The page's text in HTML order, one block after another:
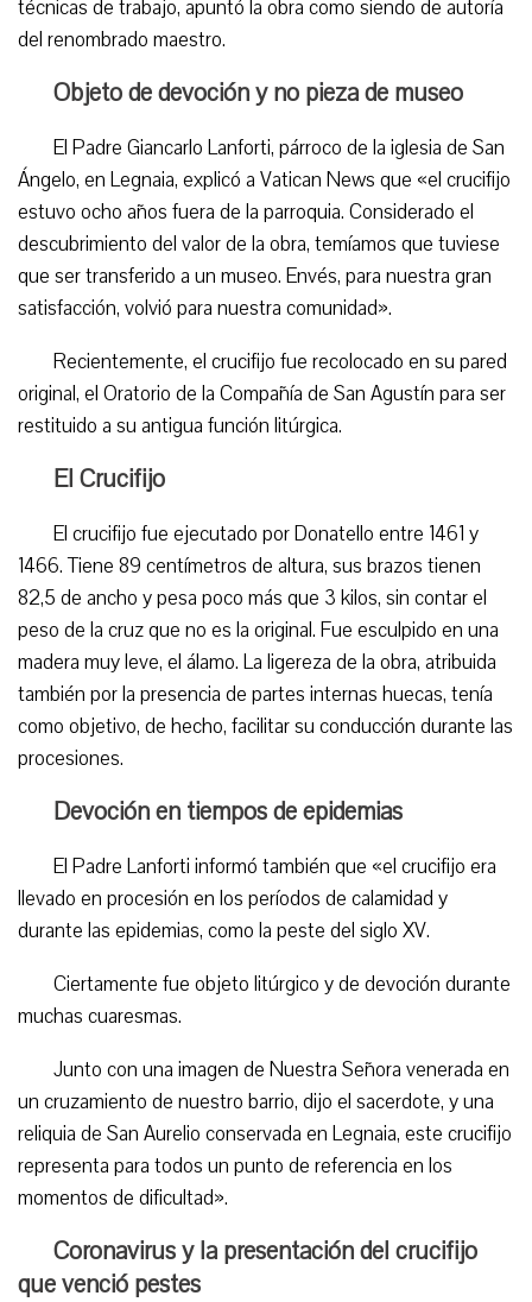
técnicas de trabajo, apuntó la obra como siendo de autoría
del renombrado maestro.
Objeto de devoción y no pieza de museo
El Padre Giancarlo Lanforti, párroco de la iglesia de San
Ángelo, en Legnaia, explicó a Vatican News que «el crucifijo
estuvo ocho años fuera de la parroquia. Considerado el
descubrimiento del valor de la obra, temíamos que tuviese
que ser transferido a un museo. Envés, para nuestra gran
satisfacción, volvió para nuestra comunidad».
Recientemente, el crucifijo fue recolocado en su pared
original, el Oratorio de la Compañía de San Agustín para ser
restituido a su antigua función litúrgica.
El Crucifijo
El crucifijo fue ejecutado por Donatello entre 1461 y
1466. Tiene 89 centímetros de altura, sus brazos tienen
82,5 de ancho y pesa poco más que 3 kilos, sin contar el
peso de la cruz que no es la original. Fue esculpido en una
madera muy leve, el álamo. La ligereza de la obra, atribuida
también por la presencia de partes internas huecas, tenía
como objetivo, de hecho, facilitar su conducción durante las
procesiones.
Devoción en tiempos de epidemias
El Padre Lanforti informó también que «el crucifijo era
llevado en procesión en los períodos de calamidad y
durante las epidemias, como la peste del siglo XV.
Ciertamente fue objeto litúrgico y de devoción durante
muchas cuaresmas.
Junto con una imagen de Nuestra Señora venerada en
un cruzamiento de nuestro barrio, dijo el sacerdote, y una
reliquia de San Aurelio conservada en Legnaia, este crucifijo
representa para todos un punto de referencia en los
momentos de dificultad».
Coronavirus y la presentación del crucifijo
que venció pestes